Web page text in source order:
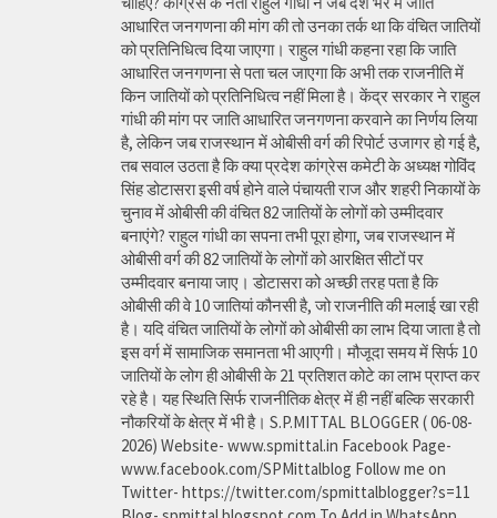
आधारित जनगणना की मांग की तो उनका तर्क था कि वंचित जातियों
को प्रतिनिधित्व दिया जाएगा। राहुल गांधी कहना रहा कि जाति
आधारित जनगणना से पता चल जाएगा कि अभी तक राजनीति में
किन जातियों को प्रतिनिधित्व नहीं मिला है। केंद्र सरकार ने राहुल
गांधी की मांग पर जाति आधारित जनगणना करवाने का निर्णय लिया
है, लेकिन जब राजस्थान में ओबीसी वर्ग की रिपोर्ट उजागर हो गई है,
तब सवाल उठता है कि क्या प्रदेश कांग्रेस कमेटी के अध्यक्ष गोविंद
सिंह डोटासरा इसी वर्ष होने वाले पंचायती राज और शहरी निकायों के
चुनाव में ओबीसी की वंचित 82 जातियों के लोगों को उम्मीदवार
बनाएंगे? राहुल गांधी का सपना तभी पूरा होगा, जब राजस्थान में
ओबीसी वर्ग की 82 जातियों के लोगों को आरक्षित सीटों पर
उम्मीदवार बनाया जाए। डोटासरा को अच्छी तरह पता है कि
ओबीसी की वे 10 जातियां कौनसी है, जो राजनीति की मलाई खा रही
है। यदि वंचित जातियों के लोगों को ओबीसी का लाभ दिया जाता है तो
इस वर्ग में सामाजिक समानता भी आएगी। मौजूदा समय में सिर्फ 10
जातियों के लोग ही ओबीसी के 21 प्रतिशत कोटे का लाभ प्राप्त कर
रहे है। यह स्थिति सिर्फ राजनीतिक क्षेत्र में ही नहीं बल्कि सरकारी
नौकरियों के क्षेत्र में भी है। S.P.MITTAL BLOGGER ( 06-08-
2026) Website- www.spmittal.in Facebook Page-
www.facebook.com/SPMittalblog Follow me on
Twitter- https://twitter.com/spmittalblogger?s=11